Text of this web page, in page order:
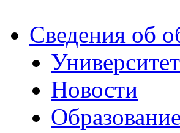
Сведения об
Университет
Новости
Образование